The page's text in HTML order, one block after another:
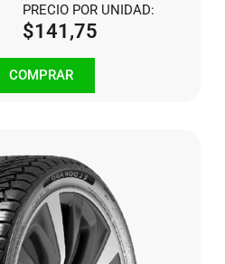
PRECIO POR UNIDAD:
$141,75
COMPRAR